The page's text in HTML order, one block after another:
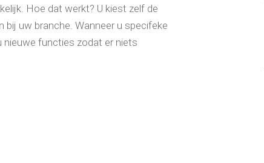
Hoe dat werkt? U kiest zelf de
bij uw branche. Wanneer u specifeke
functies zodat er niets